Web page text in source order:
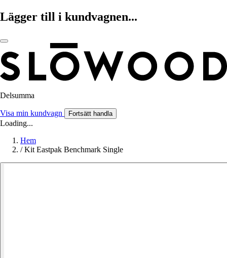
Lägger till i kundvagnen...
Delsumma
Visa min kundvagn Fortsätt handla
Loading...
Hem
/ Kit Eastpak Benchmark Single